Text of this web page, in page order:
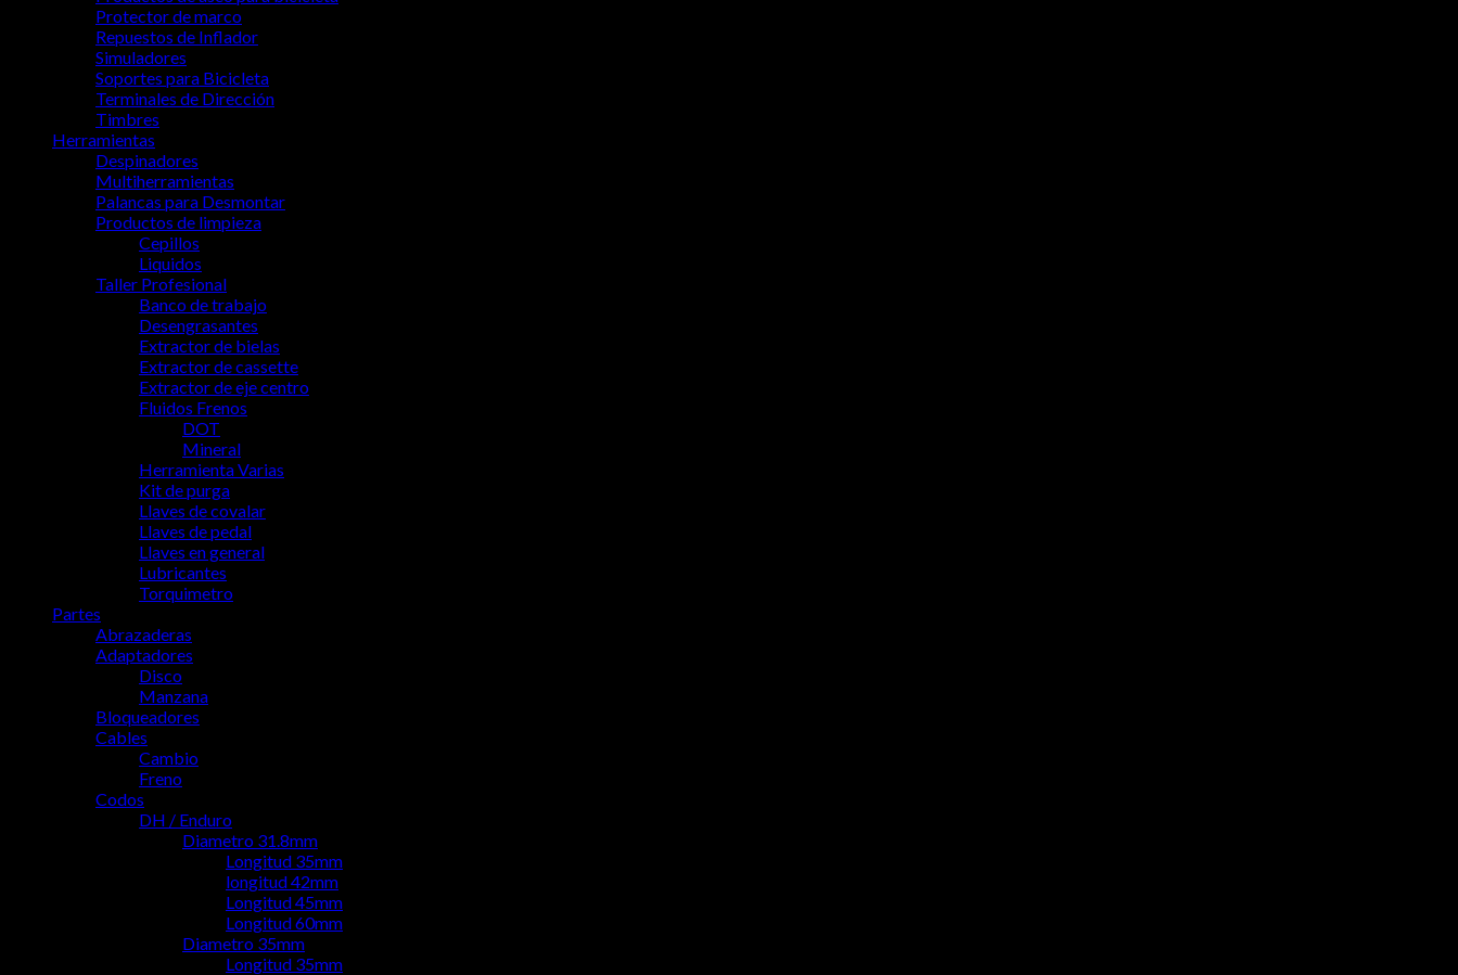
Protector de marco
Repuestos de Inflador
Simuladores
Soportes para Bicicleta
Terminales de Dirección
Timbres
Herramientas
Despinadores
Multiherramientas
Palancas para Desmontar
Productos de limpieza
Cepillos
Liquidos
Taller Profesional
Banco de trabajo
Desengrasantes
Extractor de bielas
Extractor de cassette
Extractor de eje centro
Fluidos Frenos
DOT
Mineral
Herramienta Varias
Kit de purga
Llaves de covalar
Llaves de pedal
Llaves en general
Lubricantes
Torquimetro
Partes
Abrazaderas
Adaptadores
Disco
Manzana
Bloqueadores
Cables
Cambio
Freno
Codos
DH / Enduro
Diametro 31.8mm
Longitud 35mm
longitud 42mm
Longitud 45mm
Longitud 60mm
Diametro 35mm
Longitud 35mm